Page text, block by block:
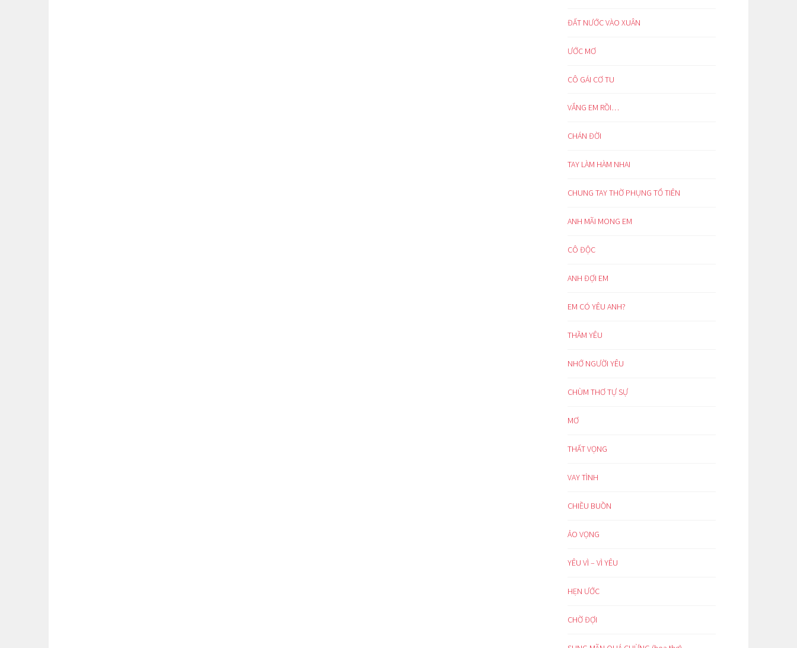
ĐẤT NƯỚC VÀO XUÂN
ƯỚC MƠ
CÔ GÁI CƠ TU
VẮNG EM RỒI…
CHÁN ĐỜI
TAY LÀM HÀM NHAI
CHUNG TAY THỜ PHỤNG TỔ TIÊN
ANH MÃI MONG EM
CÔ ĐỘC
ANH ĐỢI EM
EM CÓ YÊU ANH?
THẦM YÊU
NHỚ NGƯỜI YÊU
CHÙM THƠ TỰ SỰ
MƠ
THẤT VỌNG
VAY TÌNH
CHIỀU BUỒN
ẢO VỌNG
YÊU VÌ – VÌ YÊU
HẸN ƯỚC
CHỜ ĐỢI